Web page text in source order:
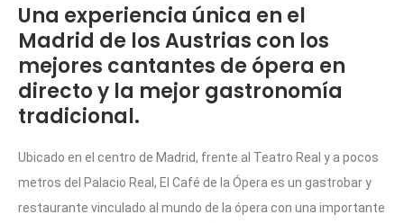
Una experiencia única en el
Madrid de los Austrias con los
mejores cantantes de ópera en
directo y la mejor gastronomía
tradicional.
Ubicado en el centro de Madrid, frente al Teatro Real y a pocos
metros del Palacio Real, El Café de la Ópera es un gastrobar y
restaurante vinculado al mundo de la ópera con una importante